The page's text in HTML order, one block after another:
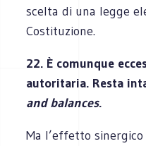
scelta di una legge
Costituzione.
22. È comunque
autoritaria. Resta
and balances.
Ma l’effetto